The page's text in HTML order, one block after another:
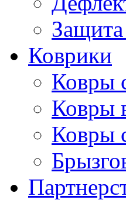
Коврики
Ковры
Ковры
Ковры